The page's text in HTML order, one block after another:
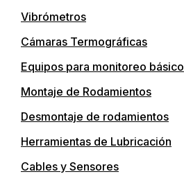
Vibrómetros
Cámaras Termográficas
Equipos para monitoreo básico
Montaje de Rodamientos
Desmontaje de rodamientos
Herramientas de Lubricación
Cables y Sensores